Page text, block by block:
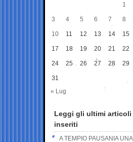
1
3 4 5 6 7 8
10 11 12 13 14 15
17 18 19 20 21 22
24 25 26 27 28 29
31
« Lug
Leggi gli ultimi articoli
inseriti
A TEMPIO PAUSANIA UNA